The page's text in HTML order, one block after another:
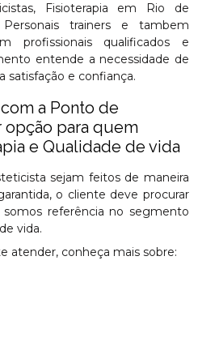
Fisioterapia em Rio de
trainers e tambem
profissionais qualificados e
entende a necessidade de
satisfação e confiança.
a Ponto de
para quem
e Qualidade de vida
sejam feitos de maneira
o cliente deve procurar
referência no segmento
vida.
atender, conheça mais sobre: